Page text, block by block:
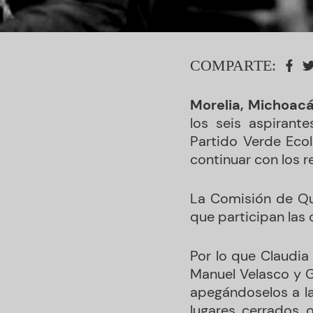
COMPARTE:
Morelia,
los seis
Partido Verde
continuar con los
La Comisión de
que participan las
Por lo que
Manuel Velasco y
apegándoselos a